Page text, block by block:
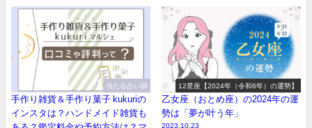
当たる占い師
手作り雑貨＆手作り菓子 kukuriの
インスタは？ハンドメイド雑貨も
12星座【2024年（令和6年）の運勢】
乙女座（おとめ座）の2024年の運
勢は「夢が叶う年」
2023.10.23